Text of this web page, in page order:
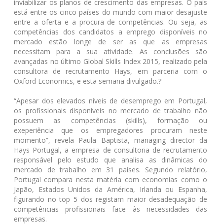
inviabilizar os planos de crescimento das empresas. O país
está entre os cinco países do mundo com maior desajuste
entre a oferta e a procura de competências. Ou seja, as
competências dos candidatos a emprego disponíveis no
mercado estão longe de ser as que as empresas
necessitam para a sua atividade. As conclusões são
avançadas no último Global Skills Index 2015, realizado pela
consultora de recrutamento Hays, em parceria com o
Oxford Economics, e esta semana divulgado.?
“Apesar dos elevados níveis de desemprego em Portugal,
os profissionais disponíveis no mercado de trabalho não
possuem as competências (skills), formação ou
exeperiência que os empregadores procuram neste
momento”, revela Paula Baptista, managing director da
Hays Portugal, a empresa de consultoria de recrutamento
responsável pelo estudo que analisa as dinâmicas do
mercado de trabalho em 31 países. Segundo relatório,
Portugal compara nesta matéria com economias como o
Japão, Estados Unidos da América, Irlanda ou Espanha,
figurando no top 5 dos registam maior desadequação de
competências profissionais face às necessidades das
empresas.